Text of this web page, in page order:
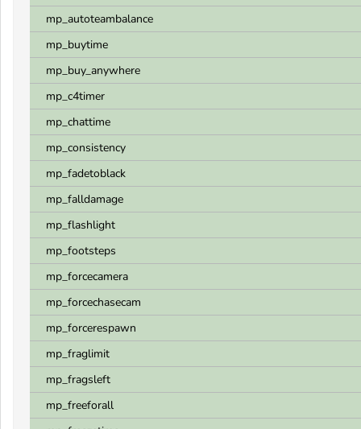
mp_autoteambalance
mp_buytime
mp_buy_anywhere
mp_c4timer
mp_chattime
mp_consistency
mp_fadetoblack
mp_falldamage
mp_flashlight
mp_footsteps
mp_forcecamera
mp_forcechasecam
mp_forcerespawn
mp_fraglimit
mp_fragsleft
mp_freeforall